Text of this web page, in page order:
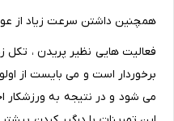
همچنین داشتن سرعت زیاد از
فعالیت هایی نظیر پریدن ، تکل
برخوردار است و می بایست از
می شود و در نتیجه به ورزشکار